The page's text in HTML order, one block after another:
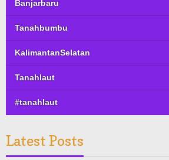
Banjarbaru
Tanahbumbu
KalimantanSelatan
Tanahlaut
#tanahlaut
Latest Posts